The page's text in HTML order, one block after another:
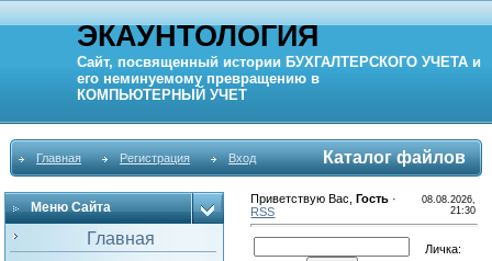
ЭКАУНТОЛОГИЯ
Сайт, посвященный истории БУХГАЛТЕРСКОГО УЧЕТА и
его неминуемому превращению в
КОМПЬЮТЕРНЫЙ УЧЕТ
Главная Регистрация Вход Каталог файлов
Меню Сайта
Главная
Приветствую Вас ,Гость ·
RSS
08.08.2026,
21:30
Личка: